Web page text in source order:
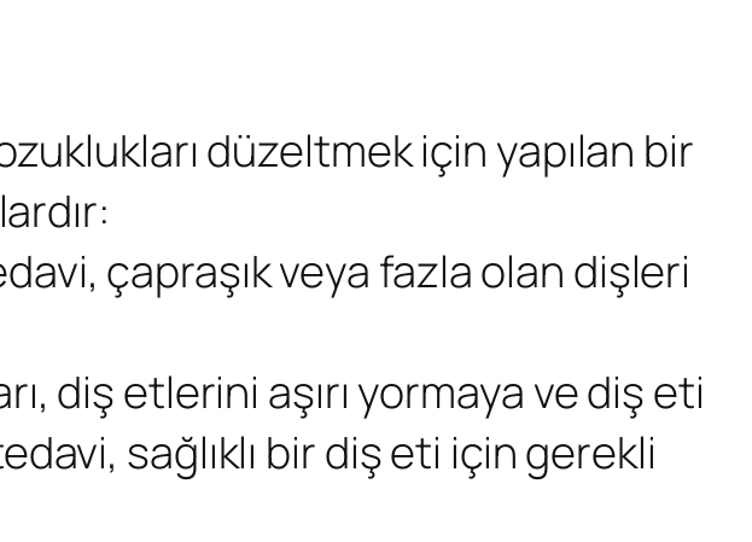
düzeltmek için yapılan bir
çapraşık veya fazla olan dişleri
diş etlerini aşırı yormaya ve diş eti
sağlıklı bir diş eti için gerekli